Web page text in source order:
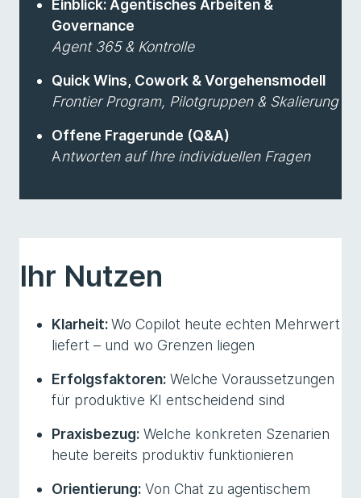
Einblick: Agentisches Arbeiten &
Governance
Agent 365 & Kontrolle
Quick Wins, Cowork & Vorgehensmodell
Frontier Program, Pilotgruppen & Skalierung
Offene Fragerunde (Q&A)
Antworten auf Ihre individuellen Fragen
Ihr Nutzen
Klarheit:Wo Copilot heute echten Mehrwert
liefert – und wo Grenzen liegen
Erfolgsfaktoren: Welche Voraussetzungen
für produktive KI entscheidend sind
Praxisbezug: Welche konkreten Szenarien
heute bereits produktiv funktionieren
Orientierung: Von Chat zu agentischem